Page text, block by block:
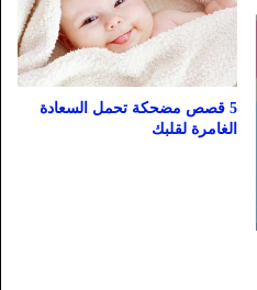
5 قصص مضحكة تحمل السعادة
الغامرة لقلبك